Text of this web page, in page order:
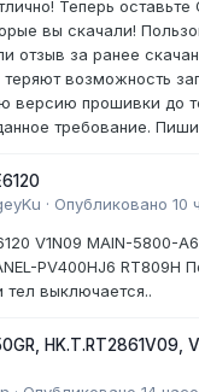
Теперь
вы скачали!
отзыв за ранее
возможность
версию прошивки до
требование.
· Опубликовано 10
V1N09 MAIN-5800-
PV400HJ6 RT809H
тел выключается..
HK.T.RT2861V09,